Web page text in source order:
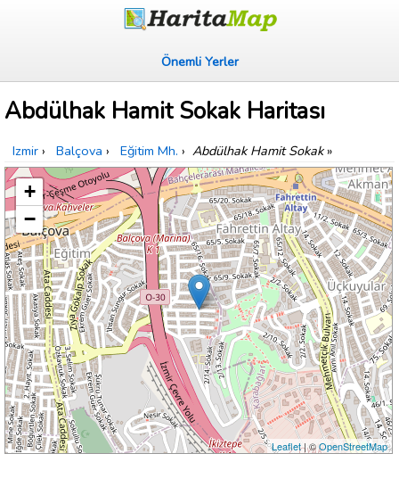
Önemli Yerler
Abdülhak Hamit Sokak Haritası
Izmir › Balçova › Eğitim Mh. › Abdülhak Hamit Sokak»
+
−
Leaflet| ©OpenStreetMap